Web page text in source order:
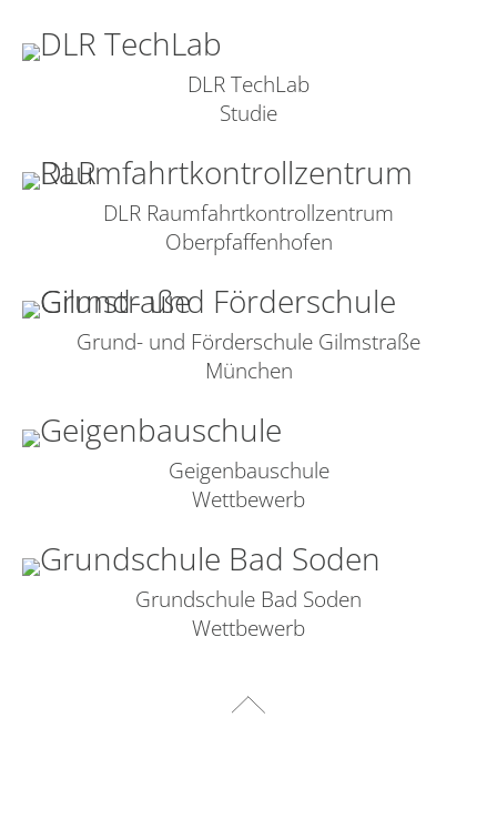
DLR TechLab
Studie
DLR Raumfahrtkontrollzentrum
Oberpfaffenhofen
Grund- und Förderschule Gilmstraße
München
Geigenbauschule
Wettbewerb
Grundschule Bad Soden
Wettbewerb